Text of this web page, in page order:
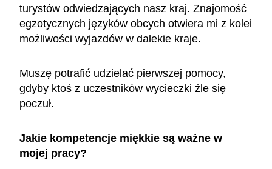
turystów odwiedzających nasz kraj. Znajomość
egzotycznych języków obcych otwiera mi z kolei
możliwości wyjazdów w dalekie kraje.
Muszę potrafić udzielać pierwszej pomocy,
gdyby ktoś z uczestników wycieczki źle się
poczuł.
Jakie kompetencje miękkie są ważne w
mojej pracy?